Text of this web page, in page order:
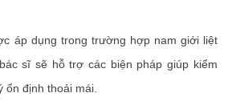
áp dụng trong trường hợp nam giới liệt
sĩ sẽ hỗ trợ các biện pháp giúp kiểm
ổn định thoải mái.